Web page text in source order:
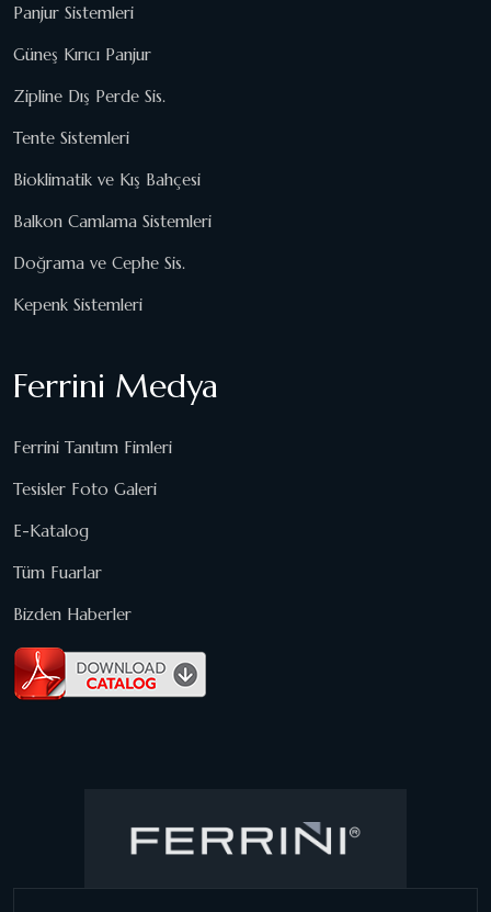
Panjur Sistemleri
Güneş Kırıcı Panjur
Zipline Dış Perde Sis.
Tente Sistemleri
Bioklimatik ve Kış Bahçesi
Balkon Camlama Sistemleri
Doğrama ve Cephe Sis.
Kepenk Sistemleri
Ferrini Medya
Ferrini Tanıtım Fimleri
Tesisler Foto Galeri
E-Katalog
Tüm Fuarlar
Bizden Haberler